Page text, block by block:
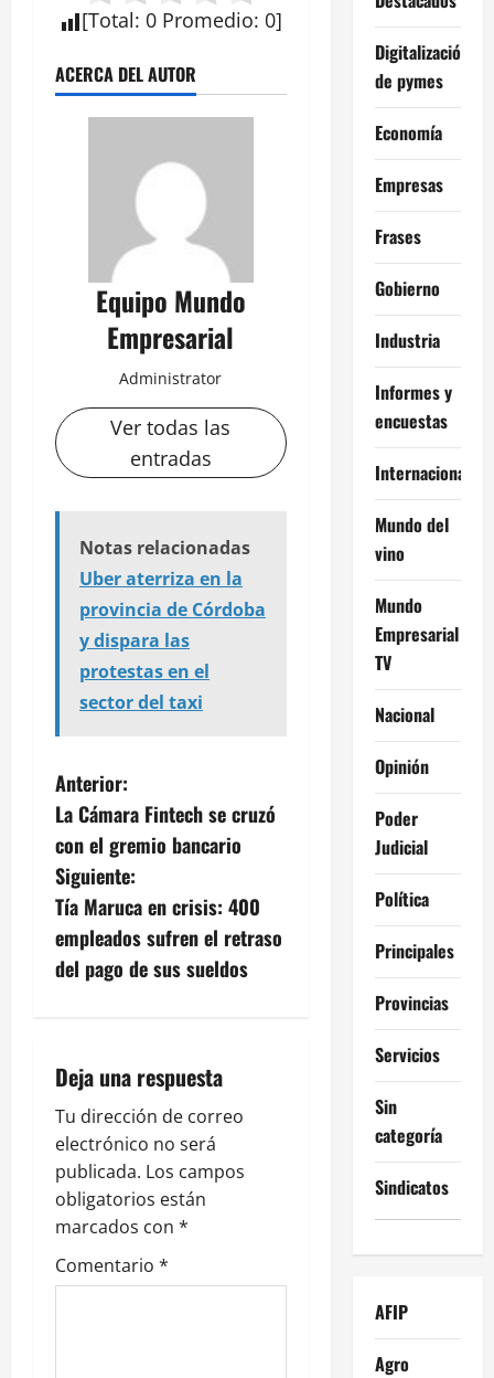
[Total: 0 Promedio: 0]
ACERCA DEL AUTOR
Equipo Mundo
Empresarial
Administrator
Ver todas las
entradas
Notas relacionadas
Uber aterriza en la
provincia de Córdoba
y dispara las
protestas en el
sector del taxi
N
a
v
e
g
c
i
ó
n
d
e
Anterior:
La Cámara Fintech se cruzó
con el gremio bancario
Siguiente:
Tía Maruca en crisis: 400
empleados sufren el retraso
del pago de sus sueldos
Deja una respuesta
Tu dirección de correo
electrónico no será
publicada. Los campos
obligatorios están
marcados con *
Comentario *
Digitalización
de pymes
Economía
Empresas
Frases
Gobierno
Industria
Informes y
encuestas
Internacional
Mundo del
vino
Mundo
Empresarial
TV
Nacional
Opinión
Poder
Judicial
Política
Principales
Provincias
Servicios
Sin
categoría
Sindicatos
AFIP
Agro